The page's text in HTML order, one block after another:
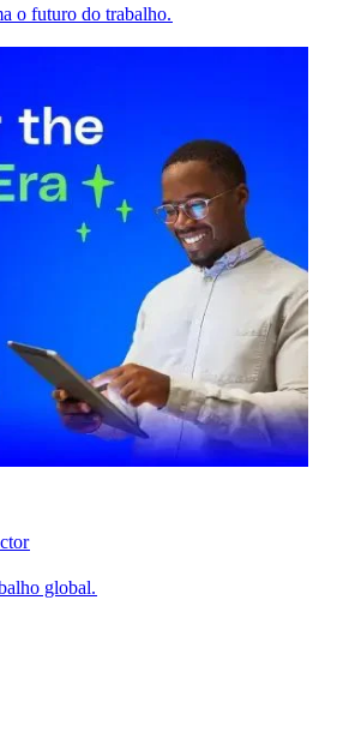
o futuro do trabalho.​​
global.​​